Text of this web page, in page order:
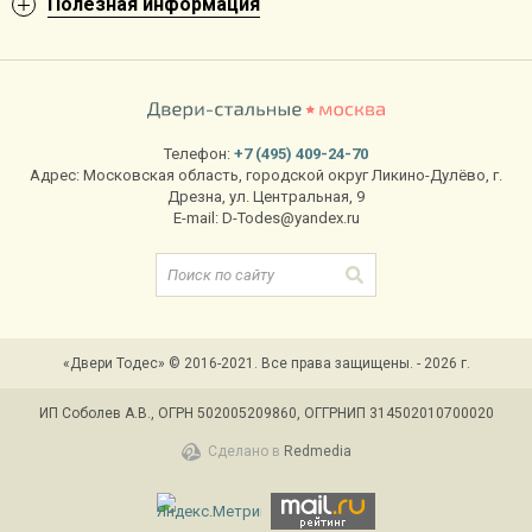
Чтобы купить двери для квартиры с установкой, оставляйте заявку
Стоимость монтажа рассчитывается отдельно.
Телефон: +7 (495) 409-24-70
Адрес: Московская область, городской округ Ликино-Дулёво, г.
Дрезна, ул. Центральная, 9
E-mail: D-Todes@yandex.ru
«Двери Тодес» © 2016-2021. Все права защищены. - 2026 г.
ИП Соболев А.В., ОГРН 502005209860, ОГГРНИП 314502010700020
Сделано в Redmedia